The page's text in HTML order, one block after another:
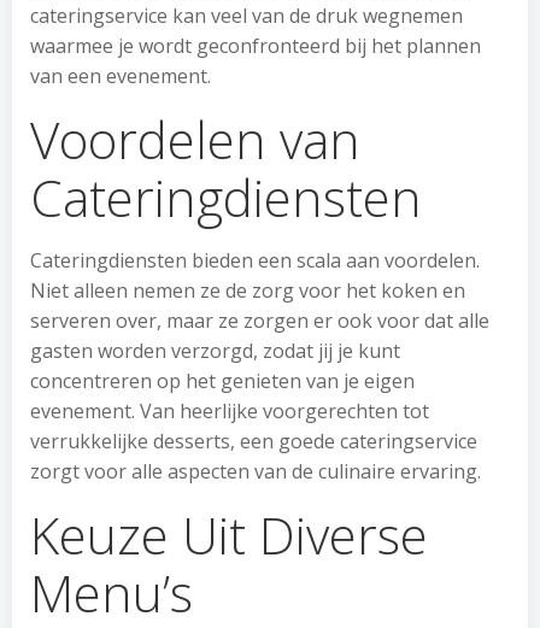
cateringservice kan veel van de druk wegnemen
waarmee je wordt geconfronteerd bij het plannen
van een evenement.
Voordelen van
Cateringdiensten
Cateringdiensten bieden een scala aan voordelen.
Niet alleen nemen ze de zorg voor het koken en
serveren over, maar ze zorgen er ook voor dat alle
gasten worden verzorgd, zodat jij je kunt
concentreren op het genieten van je eigen
evenement. Van heerlijke voorgerechten tot
verrukkelijke desserts, een goede cateringservice
zorgt voor alle aspecten van de culinaire ervaring.
Keuze Uit Diverse
Menu’s